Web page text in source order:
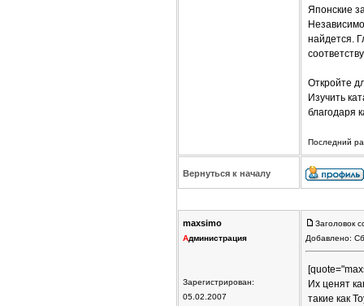
Японские
найдется.
Откройте
Изучить
благодаря
Последний
Вернуться к началу
maxsimo
Администрация
Зарегистрирован:
05.02.2007
Заголовок
Добавлено:
Их ценят
такие как